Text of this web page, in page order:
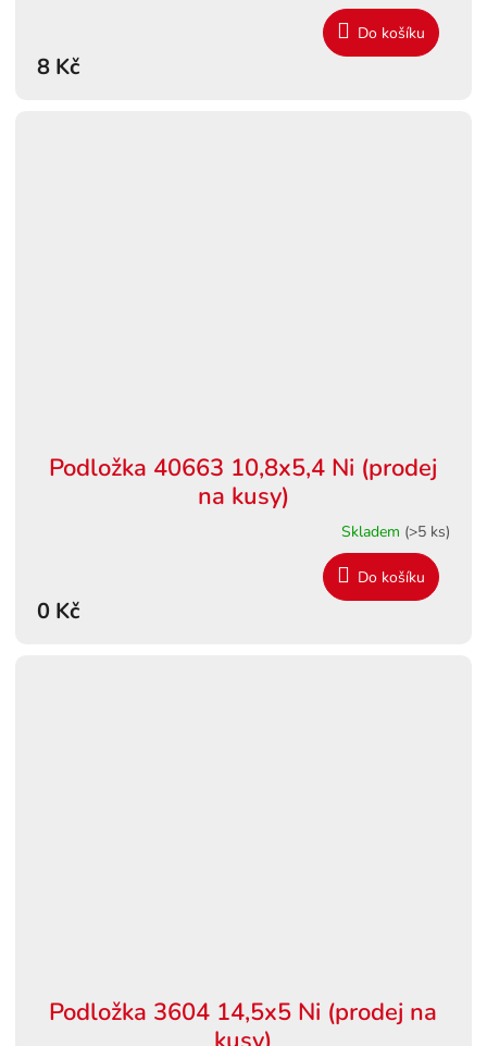
8 Kč
Do košíku
Podložka 40663 10,8x5,4 Ni (prodej
na kusy)
Skladem (>5 ks)
0 Kč
Do košíku
Podložka 3604 14,5x5 Ni (prodej na